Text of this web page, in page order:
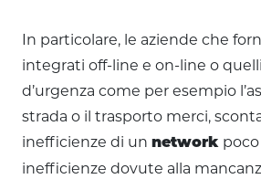
In particolare, le aziende che
integrati off-line e on-line o
d’urgenza come per esempio
strada o il trasporto merci,
inefficienze di un network
inefficienze dovute alla